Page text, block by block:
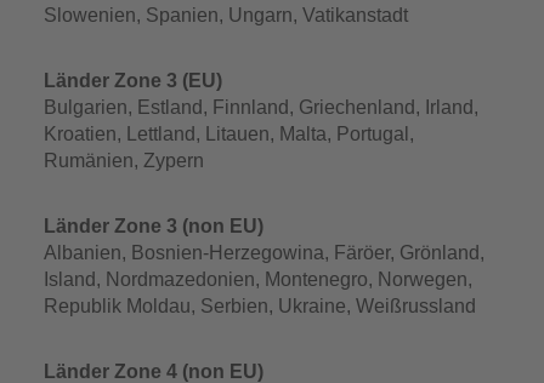
Slowenien, Spanien, Ungarn, Vatikanstadt
Länder Zone 3 (EU)
Bulgarien, Estland, Finnland, Griechenland, Irland,
Kroatien, Lettland, Litauen, Malta, Portugal,
Rumänien, Zypern
Länder Zone 3 (non EU)
Albanien, Bosnien-Herzegowina, Färöer, Grönland,
Island, Nordmazedonien, Montenegro, Norwegen,
Republik Moldau, Serbien, Ukraine, Weißrussland
Länder Zone 4 (non EU)